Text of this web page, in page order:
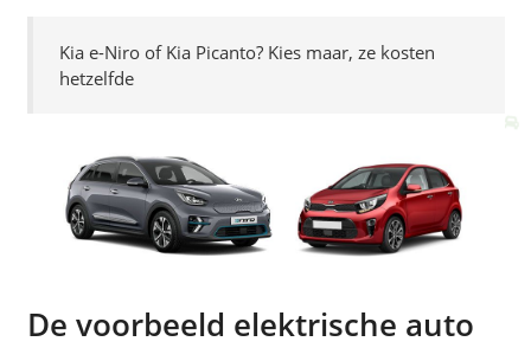
Kia e-Niro of Kia Picanto? Kies maar, ze kosten
hetzelfde
De voorbeeld elektrische auto